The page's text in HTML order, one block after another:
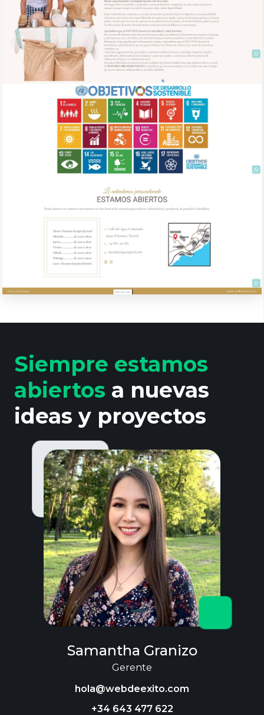
Siempre estamos
abiertos a nuevas
ideas y proyectos
Samantha Granizo
Gerente
hola@webdeexito.com
+34 643 477 622